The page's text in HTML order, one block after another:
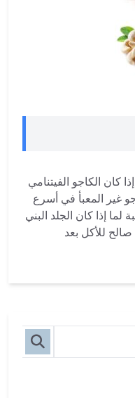
كان الكاجو الفيتنامي
غير المعبأ في أسرع
إذا كان الجلد البني
للأكل بعد